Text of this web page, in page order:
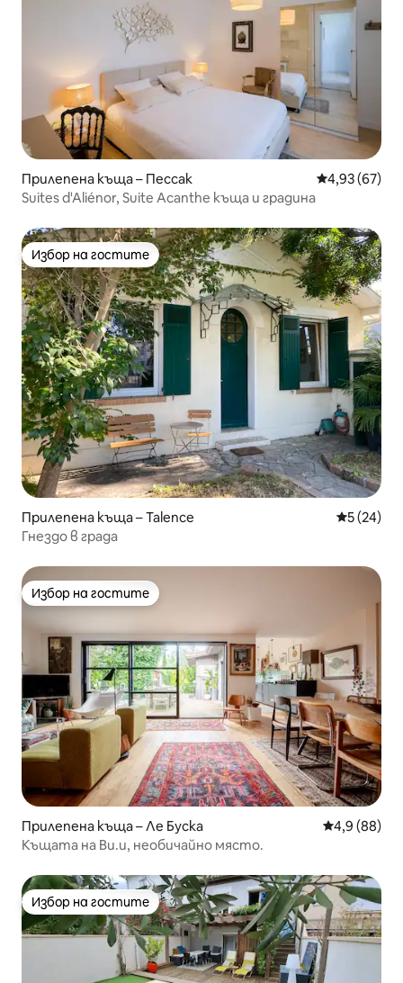
Прилепена къща – Пессак Средна
4,93 (67)
Suites d'Aliénor, Suite Acanthe къща и градина
Избор на гостите
Избор на гостите
Прилепена къща – Talence Средна
5 (24)
Гнездо в града
Избор на гостите
Избор на гостите
Прилепена къща – Ле Буска Средна
4,9 (88)
Къщата на Ви.и, необичайно място.
Избор на гостите
Избор на гостите